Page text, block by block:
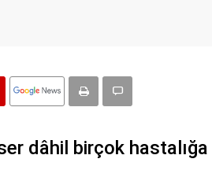
dâhil birçok